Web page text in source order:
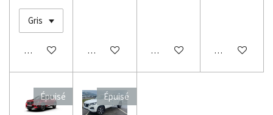
M'avertir si disponibleM'avertir si disponibleM'avertir si disponibleM'avertir si
Épuisé Épuisé